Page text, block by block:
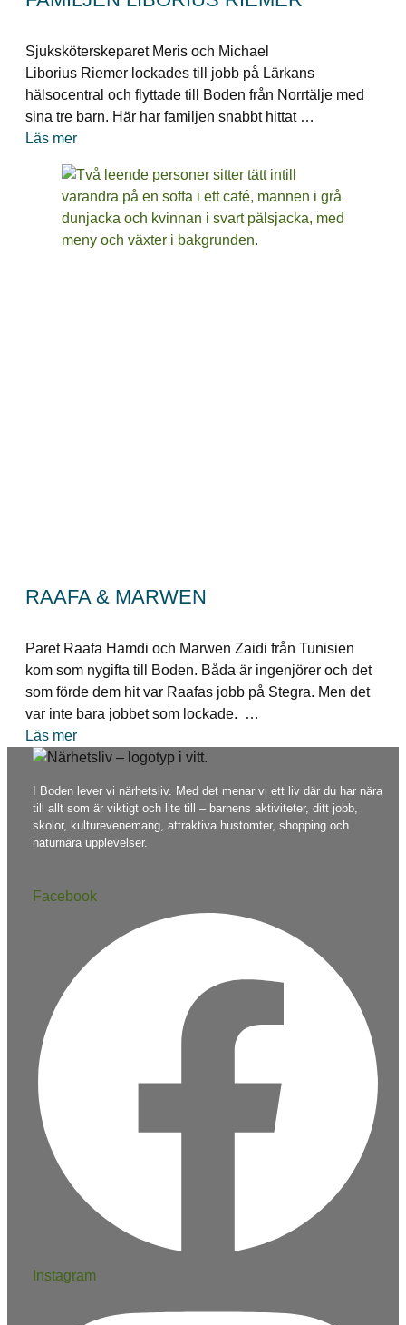
Sjuksköterskeparet Meris och Michael
Liborius Riemer lockades till jobb på Lärkans
hälsocentral och flyttade till Boden från Norrtälje med
sina tre barn. Här har familjen snabbt hittat …
Läs mer
RAAFA & MARWEN
Paret Raafa Hamdi och Marwen Zaidi från Tunisien
kom som nygifta till Boden. Båda är ingenjörer och det
som förde dem hit var Raafas jobb på Stegra. Men det
var inte bara jobbet som lockade. …
Läs mer
I Boden lever vi närhetsliv. Med det menar vi ett liv där du har nära
till allt som är viktigt och lite till – barnens aktiviteter, ditt jobb,
skolor, kulturevenemang, attraktiva hustomter, shopping och
naturnära upplevelser.
Facebook
Instagram